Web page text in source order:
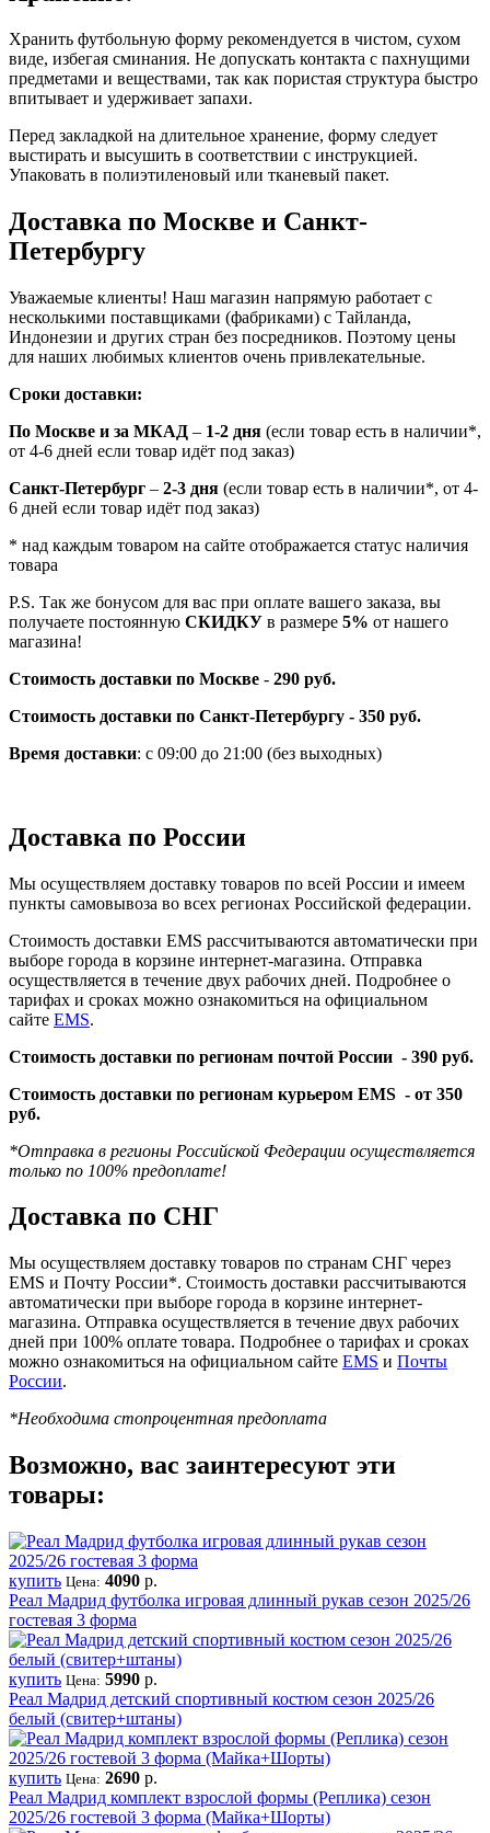
Хранить футбольную форму рекомендуется в чистом, сухом
виде, избегая сминания. Не допускать контакта с пахнущими
предметами и веществами, так как пористая структура быстро
впитывает и удерживает запахи.
Перед закладкой на длительное хранение, форму следует
выстирать и высушить в соответствии с инструкцией.
Упаковать в полиэтиленовый или тканевый пакет.
Доставка по Москве и Санкт-
Петербургу
Уважаемые клиенты! Наш магазин напрямую работает с
несколькими поставщиками (фабриками) с Тайланда,
Индонезии и других стран без посредников. Поэтому цены
для наших любимых клиентов очень привлекательные.
Сроки доставки:
По Москве и за МКАД – 1-2 дня (если товар есть в наличии*,
от 4-6 дней если товар идёт под заказ)
Санкт-Петербург – 2-3 дня (если товар есть в наличии*, от 4-
6 дней если товар идёт под заказ)
* над каждым товаром на сайте отображается статус наличия
товара
P.S. Так же бонусом для вас при оплате вашего заказа, вы
получаете постоянную СКИДКУ в размере 5% от нашего
магазина!
Стоимость доставки по Москве - 290 руб.
Стоимость доставки по Санкт-Петербургу - 350 руб.
Время доставки: с 09:00 до 21:00 (без выходных)
Доставка по России
Мы осуществляем доставку товаров по всей России и имеем
пункты самовывоза во всех регионах Российской федерации.
Стоимость доставки EMS рассчитываются автоматически при
выборе города в корзине интернет-магазина. Отправка
осуществляется в течение двух рабочих дней. Подробнее о
тарифах и сроках можно ознакомиться на официальном
сайте EMS.
Стоимость доставки по регионам почтой России - 390 руб.
Стоимость доставки по регионам курьером EMS - от 350
руб.
*Отправка в регионы Российской Федерации осуществляется
только по 100% предоплате!
Доставка по СНГ
Мы осуществляем доставку товаров по странам СНГ через
EMS и Почту России*. Стоимость доставки рассчитываются
автоматически при выборе города в корзине интернет-
магазина. Отправка осуществляется в течение двух рабочих
дней при 100% оплате товара. Подробнее о тарифах и сроках
можно ознакомиться на официальном сайте EMS и Почты
России.
*Необходима стопроцентная предоплата
Возможно, вас заинтересуют эти
товары:
купить Цена: 4090 р.
Реал Мадрид футболка игровая длинный рукав сезон 2025/26
гостевая 3 форма
купить Цена: 5990 р.
Реал Мадрид детский спортивный костюм сезон 2025/26
белый (свитер+штаны)
купить Цена: 2690 р.
Реал Мадрид комплект взрослой формы (Реплика) сезон
2025/26 гостевой 3 форма (Майка+Шорты)